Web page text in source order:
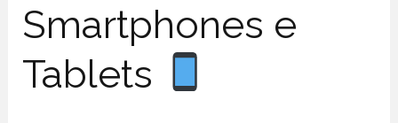
Smartphones e
Tablets